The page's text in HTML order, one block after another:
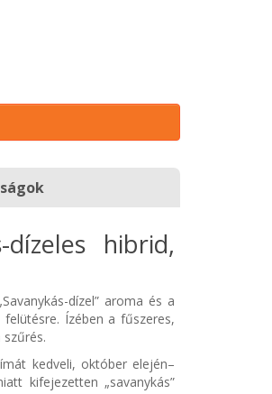
hibrid,
dízel” aroma és a
Ízében a fűszeres,
kedveli, október elején–
kifejezetten „savanykás”